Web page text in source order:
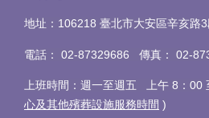
地址：106218 臺北市大安區辛亥路
電話 ： 02-87329686 傳真 ： 02-
上班時間：週一至週五 上午 8：
心及其他殯葬設施服務時間 )